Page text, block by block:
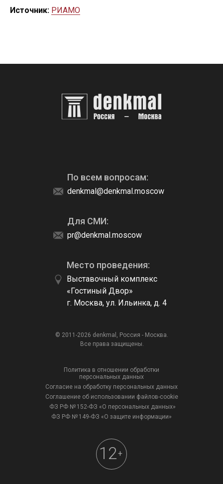
Источник: РИАМО
pr@denkmal.moscow
Для СМИ:
denkmal@denkmal.moscow
По всем вопросам:
Выставочный комплекс
«Гостиный Двор»
г. Москва, ул. Ильинка, д. 4
Место проведения:
© 2011-2026 denkmal, Россия - Москва.
Все права защищены.
12+
Политика в отношении обработки
персональных данных
Согласие на обработку персональных данных
Соглашение об использовании файлов-cookie
ФЗ РФ № 152-ФЗ «О персональных данных»
ФЗ РФ № 149-ФЗ «О защите информации»